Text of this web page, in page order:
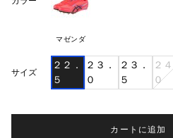
マゼンダ
サイズ
２２．
５
２３．
０
２３．
５
２
０
カートに追加